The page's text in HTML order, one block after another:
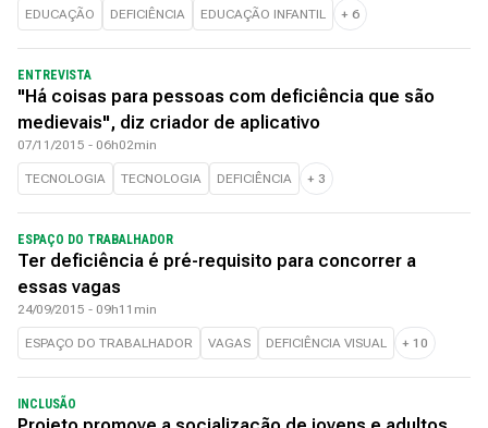
EDUCAÇÃO DEFICIÊNCIA EDUCAÇÃO INFANTIL + 6
ENTREVISTA
"Há coisas para pessoas com deficiência que são
medievais", diz criador de aplicativo
07/11/2015 - 06h02min
TECNOLOGIA TECNOLOGIA DEFICIÊNCIA + 3
ESPAÇO DO TRABALHADOR
Ter deficiência é pré-requisito para concorrer a
essas vagas
24/09/2015 - 09h11min
ESPAÇO DO TRABALHADOR VAGAS DEFICIÊNCIA VISUAL + 10
INCLUSÃO